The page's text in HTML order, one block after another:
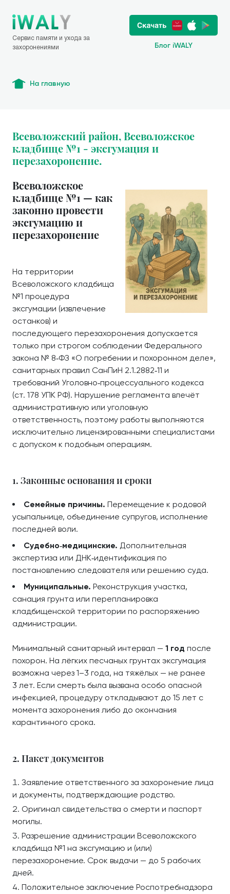
Сервис памяти и ухода за
захоронениями
Блог iWALY
На главную
Всеволожский район, Всеволожское
кладбище №1 - эксгумация и
перезахоронение.
Всеволожское
кладбище №1 — как
законно провести
эксгумацию и
перезахоронение
На территории
Всеволожского кладбища
№1 процедура
эксгумации (извлечение
останков) и
последующего перезахоронения допускается
только при строгом соблюдении Федерального
закона № 8‑ФЗ «О погребении и похоронном деле»,
санитарных правил СанПиН 2.1.2882‑11 и
требований Уголовно‑процессуального кодекса
(ст. 178 УПК РФ). Нарушение регламента влечёт
административную или уголовную
ответственность, поэтому работы выполняются
исключительно лицензированными специалистами
с допуском к подобным операциям.
1. Законные основания и сроки
Семейные причины. Перемещение к родовой
усыпальнице, объединение супругов, исполнение
последней воли.
Судебно‑медицинские. Дополнительная
экспертиза или ДНК‑идентификация по
постановлению следователя или решению суда.
Муниципальные. Реконструкция участка,
санация грунта или перепланировка
кладбищенской территории по распоряжению
администрации.
Минимальный санитарный интервал — 1 год после
похорон. На лёгких песчаных грунтах эксгумация
возможна через 1–3 года, на тяжёлых — не ранее
3 лет. Если смерть была вызвана особо опасной
инфекцией, процедуру откладывают до 15 лет с
момента захоронения либо до окончания
карантинного срока.
2. Пакет документов
Заявление ответственного за захоронение лица
и документы, подтверждающие родство.
Оригинал свидетельства о смерти и паспорт
могилы.
Разрешение администрации Всеволожского
кладбища №1 на эксгумацию и (или)
перезахоронение. Срок выдачи — до 5 рабочих
дней.
Положительное заключение Роспотребнадзора